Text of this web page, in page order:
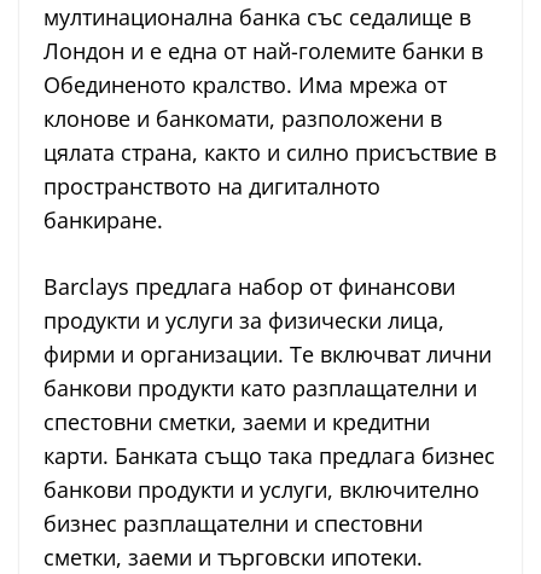
мултинационална банка със седалище в
Лондон и е една от най-големите банки в
Обединеното кралство. Има мрежа от
клонове и банкомати, разположени в
цялата страна, както и силно присъствие в
пространството на дигиталното
банкиране.
Barclays предлага набор от финансови
продукти и услуги за физически лица,
фирми и организации. Те включват лични
банкови продукти като разплащателни и
спестовни сметки, заеми и кредитни
карти. Банката също така предлага бизнес
банкови продукти и услуги, включително
бизнес разплащателни и спестовни
сметки, заеми и търговски ипотеки.